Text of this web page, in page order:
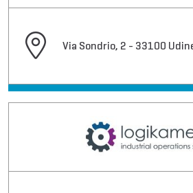
Via Sondrio, 2 - 33100